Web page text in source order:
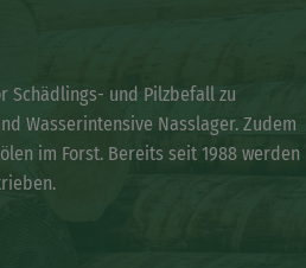
Schädlings- und Pilzbefall zu
Wasserintensive Nasslager. Zudem
im Forst. Bereits seit 1988 werden